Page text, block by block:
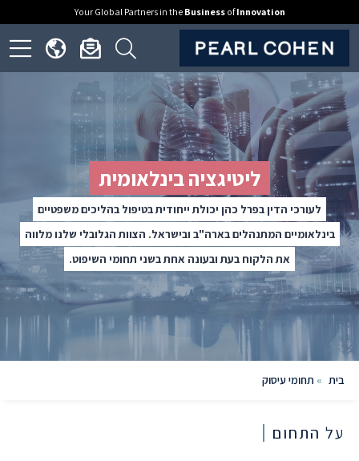
Your Global Partners in the BusinessofInnovation
Click
to
open
search
form
Click
to
open
dialog
Click
to
ליטיגציה בינלאומית
לעורכי הדין בפרל כהן יכולת ייחודית בטיפול בהליכים משפטיים
בינלאומיים המתנהלים בארה"ב ובישראל. הצוות הגלובלי שלנו מלווה
את הלקוח בעת ובעונה אחת בשני תחומי השיפוט.
בית » תחומי עיסוק
על התחום